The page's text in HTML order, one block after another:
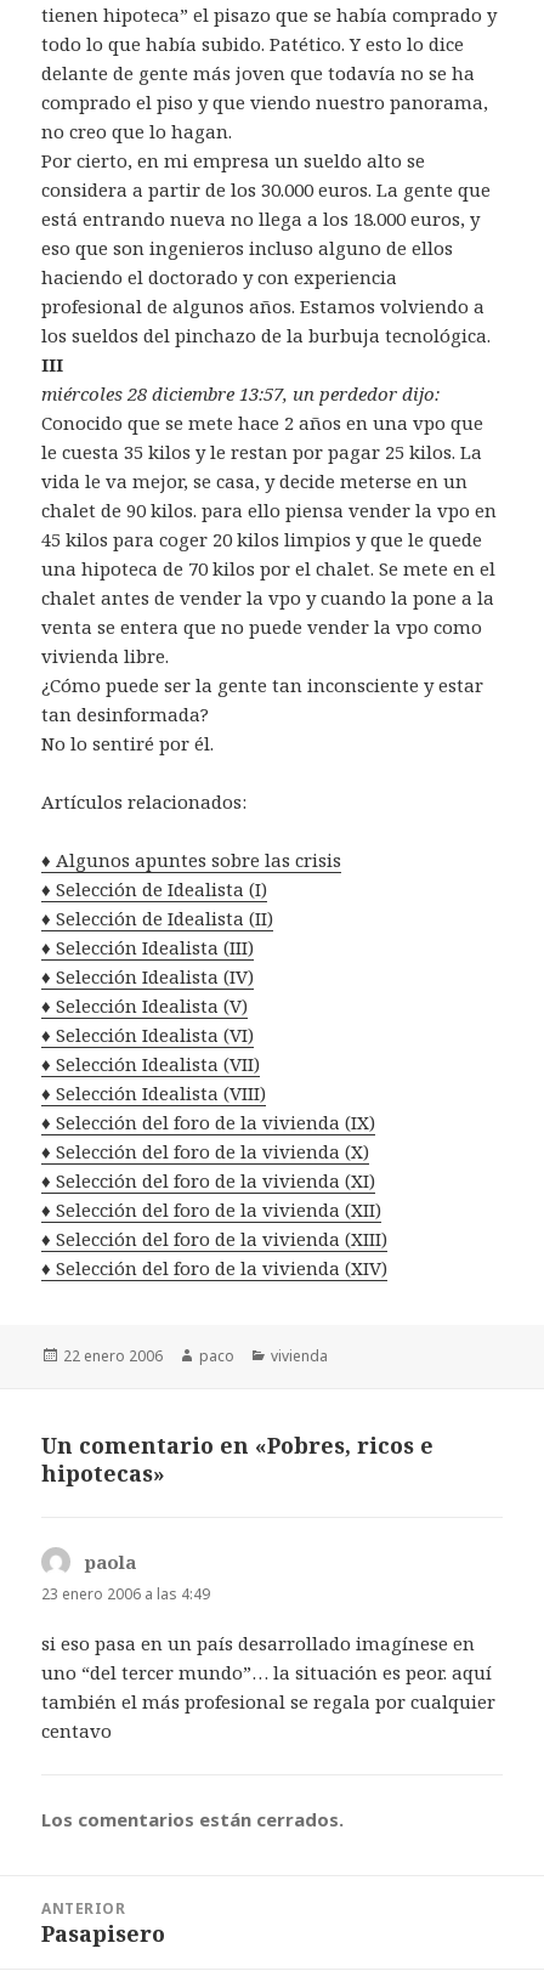
tienen hipoteca” el pisazo que se había comprado y
todo lo que había subido. Patético. Y esto lo dice
delante de gente más joven que todavía no se ha
comprado el piso y que viendo nuestro panorama,
no creo que lo hagan.
Por cierto, en mi empresa un sueldo alto se
considera a partir de los 30.000 euros. La gente que
está entrando nueva no llega a los 18.000 euros, y
eso que son ingenieros incluso alguno de ellos
haciendo el doctorado y con experiencia
profesional de algunos años. Estamos volviendo a
los sueldos del pinchazo de la burbuja tecnológica.
III
miércoles 28 diciembre 13:57, un perdedor dijo:
Conocido que se mete hace 2 años en una vpo que
le cuesta 35 kilos y le restan por pagar 25 kilos. La
vida le va mejor, se casa, y decide meterse en un
chalet de 90 kilos. para ello piensa vender la vpo en
45 kilos para coger 20 kilos limpios y que le quede
una hipoteca de 70 kilos por el chalet. Se mete en el
chalet antes de vender la vpo y cuando la pone a la
venta se entera que no puede vender la vpo como
vivienda libre.
¿Cómo puede ser la gente tan inconsciente y estar
tan desinformada?
No lo sentiré por él.
Artículos relacionados:
♦ Algunos apuntes sobre las crisis
♦ Selección de Idealista (I)
♦ Selección de Idealista (II)
♦ Selección Idealista (III)
♦ Selección Idealista (IV)
♦ Selección Idealista (V)
♦ Selección Idealista (VI)
♦ Selección Idealista (VII)
♦ Selección Idealista (VIII)
♦ Selección del foro de la vivienda (IX)
♦ Selección del foro de la vivienda (X)
♦ Selección del foro de la vivienda (XI)
♦ Selección del foro de la vivienda (XII)
♦ Selección del foro de la vivienda (XIII)
♦ Selección del foro de la vivienda (XIV)
Publicado
22 enero 2006 Autor
paco Categorías
vivienda
Un comentario en «Pobres, ricos e
hipotecas»
paola
23 enero 2006 a las 4:49
si eso pasa en un país desarrollado imagínese en
uno “del tercer mundo”… la situación es peor. aquí
también el más profesional se regala por cualquier
centavo
Los comentarios están cerrados.
entradas
ANTERIOR
Entrada
Pasapisero